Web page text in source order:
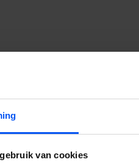
van cookies
over onze activiteiten, service of
mogelijk contact met je op. Wij
je mee.